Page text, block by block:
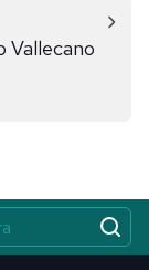
Vallecano